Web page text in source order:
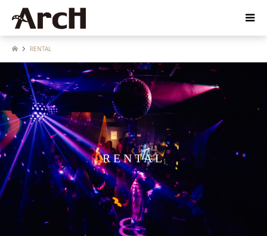
RENTAL
RENTAL